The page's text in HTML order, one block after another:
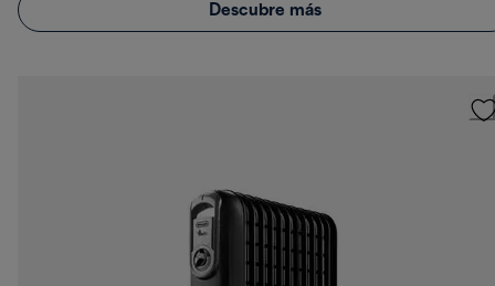
Descubre más